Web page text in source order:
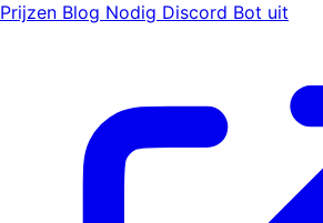
Prijzen Blog Nodig Discord Bot uit